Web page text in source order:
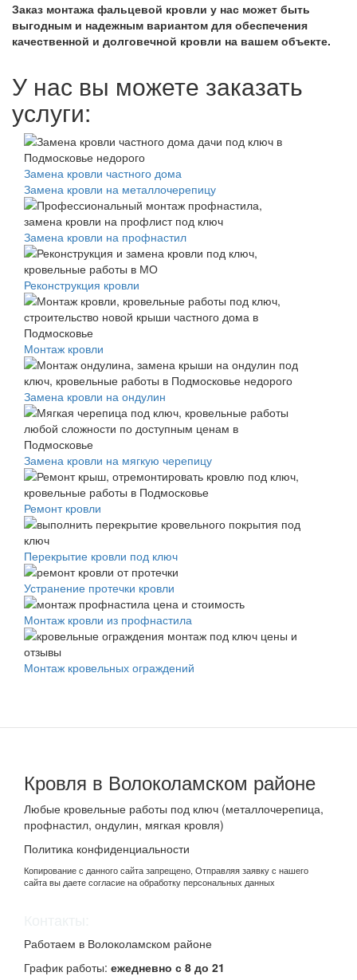
Заказ монтажа фальцевой кровли у нас может быть
выгодным и надежным вариантом для обеспечения
качественной и долговечной кровли на вашем объекте.
У нас вы можете заказать
услуги:
Замена кровли частного дома
Замена кровли на металлочерепицу
Замена кровли на профнастил
Реконструкция кровли
Монтаж кровли
Замена кровли на ондулин
Замена кровли на мягкую черепицу
Ремонт кровли
Перекрытие кровли под ключ
Устранение протечки кровли
Монтаж кровли из профнастила
Монтаж кровельных ограждений
Кровля в Волоколамском районе
Любые кровельные работы под ключ (металлочерепица,
профнастил, ондулин, мягкая кровля)
Политика конфиденциальности
Копирование с данного сайта запрещено, Отправляя заявку с нашего
сайта вы даете согласие на обработку персональных данных
Работаем в Волоколамском районе
График работы: ежедневно с 8 до 21